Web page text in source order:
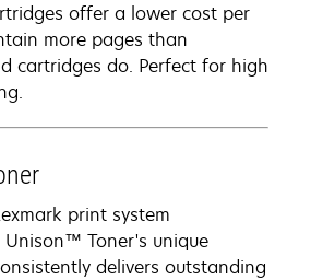
offer a lower cost per
more pages than
cartridges do. Perfect for high
print system
Unison™ Toner's unique
delivers outstanding